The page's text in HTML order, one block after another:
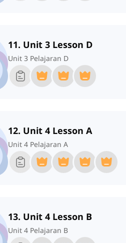
11. Unit 3 Lesson D
Unit 3 Pelajaran D
12. Unit 4 Lesson A
Unit 4 Pelajaran A
13. Unit 4 Lesson B
Unit 4 Pelajaran B